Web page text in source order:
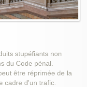
stupéfiants non
du Code pénal.
être réprimée de la
cadre d'un trafic.